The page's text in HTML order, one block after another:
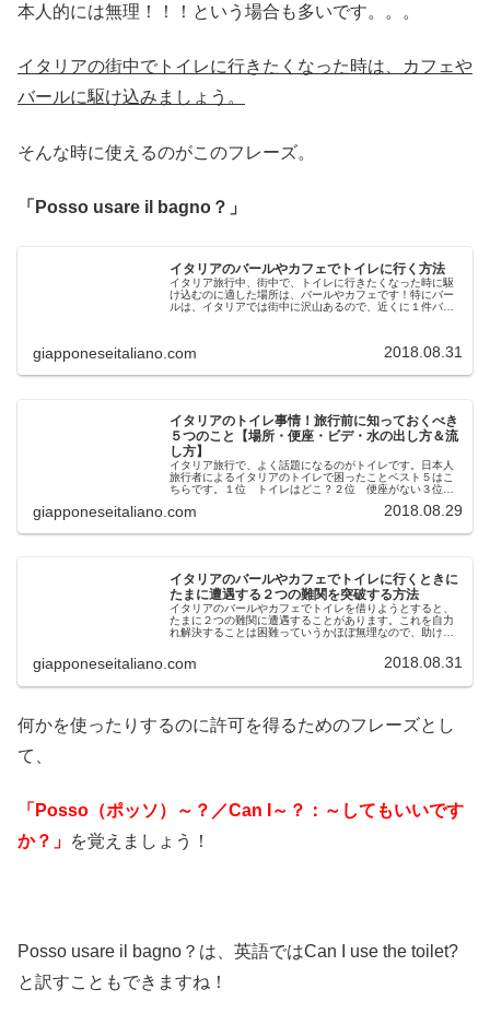
本人的には無理！！！という場合も多いです。。。
イタリアの街中でトイレに行きたくなった時は、カフェや
バールに駆け込みましょう。
そんな時に使えるのがこのフレーズ。
「Posso usare il bagno？」
イタリアのバールやカフェでトイレに行く方法
イタリア旅行中、街中で、トイレに行きたくなった時に駆
け込むのに適した場所は、バールやカフェです！特にバー
ルは、イタリアでは街中に沢山あるので、近くに１件バー
giapponeseitaliano.com 2018.08.31
イタリアのトイレ事情！旅行前に知っておくべき
５つのこと【場所・便座・ビデ・水の出し方＆流
し方】
イタリア旅行で、よく話題になるのがトイレです。日本人
旅行者によるイタリアのトイレで困ったことベスト５はこ
ちらです。１位 トイレはどこ？２位 便座がない３位
流し方が分からない５位 便座が２...
giapponeseitaliano.com 2018.08.29
イタリアのバールやカフェでトイレに行くときに
たまに遭遇する２つの難関を突破する方法
イタリアのバールやカフェでトイレを借りようとすると、
たまに２つの難関に遭遇することがあります。これを自力
れ解決することは困難っていうかほぼ無理なので、助けを
giapponeseitaliano.com 2018.08.31
何かを使ったりするのに許可を得るためのフレーズとし
て、
「Posso（ポッソ）～？／Can I～？：～してもいいです
か？」 を覚えましょう！
Posso usare il bagno？は、英語ではCan I use the toilet?
と訳すこともできますね！